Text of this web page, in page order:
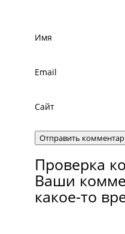
Имя
Email
Сайт
Проверка
Ваши
какое-то